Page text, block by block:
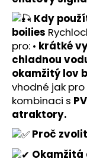
Kdy
boilies
pro: • krátké
chladnou
okamžitý lov
vhodné jak pro
kombinaci s
atraktory.
Proč
u
č
u
j
e
m
e